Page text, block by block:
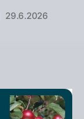
29.6.2026